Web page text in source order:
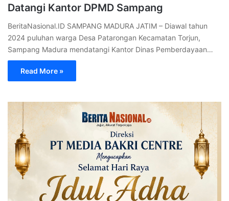
Datangi Kantor DPMD Sampang
BeritaNasional.ID SAMPANG MADURA JATIM – Diawal tahun
2024 puluhan warga Desa Patarongan Kecamatan Torjun,
Sampang Madura mendatangi Kantor Dinas Pemberdayaan…
Read More »